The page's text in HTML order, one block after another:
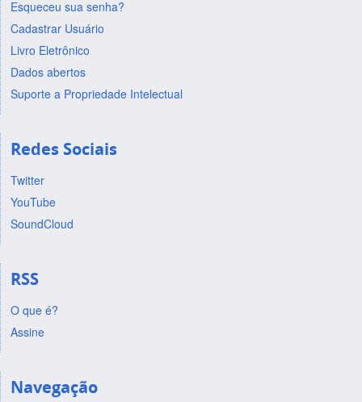
Esqueceu sua senha?
Cadastrar Usuário
Livro Eletrônico
Dados abertos
Suporte a Propriedade Intelectual
Redes Sociais
Twitter
YouTube
SoundCloud
RSS
O que é?
Assine
Navegação